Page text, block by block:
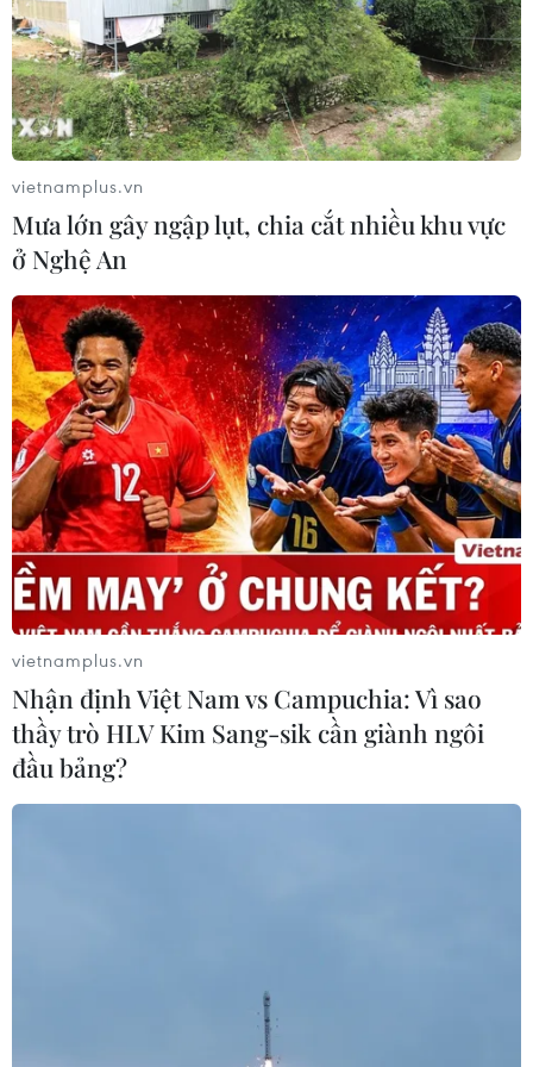
Quốc hội Algeria dự kiến nhóm họp để bổ
nhiệm tổng thống lâm thời
07/04/2019 00:26
Quốc hội Algeria dự kiến sẽ họp vào 9h sáng 9/4/2019
(theo giờ địa phương, tức 15h cùng ngày giờ Hà Nội) để
bổ nhiệm người kế nhiệm tạm thời cho Tổng thống
Abdelaziz Bouteflika vừa từ chức.
Ông Abdelkader Bensalah trở thành Tổng
thống tạm quyền của Algeria
vietnamplus.vn
Mưa lớn gây ngập lụt, chia cắt nhiều khu vực
ở Nghệ An
vietnamplus.vn
Nhận định Việt Nam vs Campuchia: Vì sao
thầy trò HLV Kim Sang-sik cần giành ngôi
đầu bảng?